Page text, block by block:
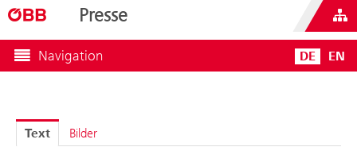
Presse
Navigation DE EN
Text Bilder